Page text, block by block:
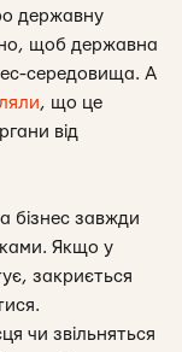
державну
щоб державна
середовища. А
, що це
від
бізнес завжди
Якщо у
закриється
чи звільняться